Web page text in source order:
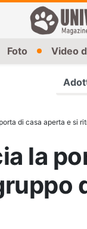
Foto Video
di casa aperta e si
la